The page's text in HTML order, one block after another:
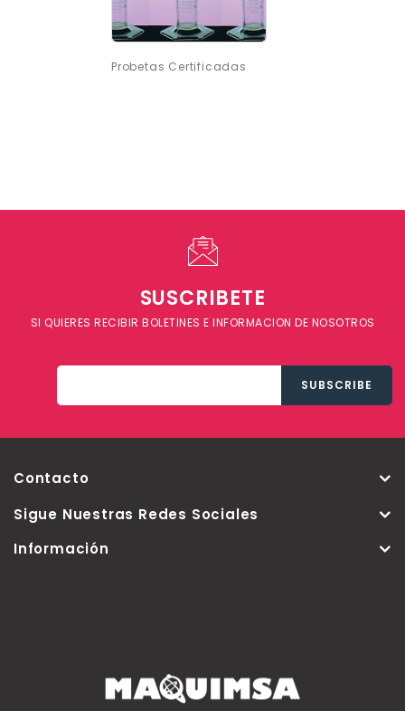
Probetas Certificadas
SUSCRIBETE
SI QUIERES RECIBIR BOLETINES E INFORMACION DE NOSOTROS
Contacto
Sigue Nuestras Redes Sociales
Información